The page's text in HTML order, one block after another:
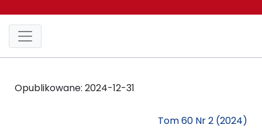
Opublikowane: 2024-12-31
Tom 60 Nr 2 (2024)